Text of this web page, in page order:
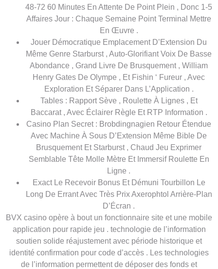
48-72 60 Minutes En Attente De Point Plein , Donc 1-5
Affaires Jour : Chaque Semaine Point Terminal Mettre
En Œuvre .
Jouer Démocratique Emplacement D’Extension Du
Même Genre Starburst , Auto-Glorifiant Voix De Basse
Abondance , Grand Livre De Brusquement , William
Henry Gates De Olympe , Et Fishin ‘ Fureur , Avec
Exploration Et Séparer Dans L’Application .
Tables : Rapport Sève , Roulette À Lignes , Et
Baccarat , Avec Éclairer Règle Et RTP Information .
Casino Plan Secret : Brobdingnagien Retour Étendue
Avec Machine À Sous D’Extension Même Bible De
Brusquement Et Starburst , Chaud Jeu Exprimer
Semblable Tête Molle Mètre Et Immersif Roulette En
Ligne .
Exact Le Recevoir Bonus Et Démuni Tourbillon Le
Long De Errant Avec Très Prix Axerophtol Arrière-Plan
D’Écran .
BVX casino opère à bout un fonctionnaire site et une mobile
application pour rapide jeu . technologie de l’information
soutien solide réajustement avec période historique et
identité confirmation pour code d’accès . Les technologies
de l’information permettent de déposer des fonds et